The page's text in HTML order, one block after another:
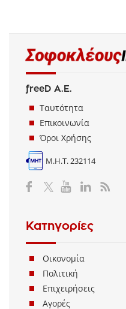
freeD Α.Ε.
Ταυτότητα
Επικοινωνία
Όροι Χρήσης
Κατηγορίες
Οικονομία
Πολιτική
Επιχειρήσεις